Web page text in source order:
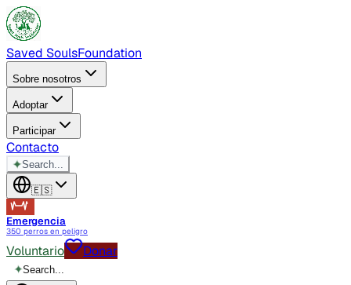
Saved SoulsFoundation
Sobre nosotros
Adoptar
Participar
Contacto
✦Search...
🇪🇸
Emergencia
350 perros en peligro
Voluntario Donar
✦Search...